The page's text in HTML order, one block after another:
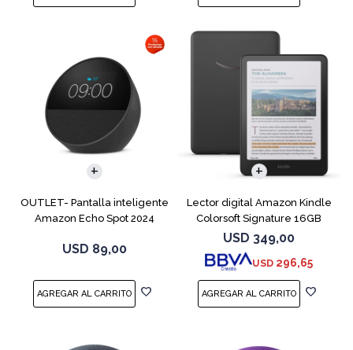
OUTLET- Pantalla inteligente
Amazon Echo Spot 2024
USD 89,00
Lector digital Amazon Kindle
Colorsoft Signature 16GB
Negro
USD 349,00
USD 296,65